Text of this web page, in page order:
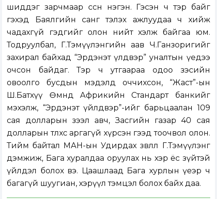
шиддэг зарчмаар өссөн нэгэн. Гэсэн ч тэр байг
гэхэд Баялгийн санг тэлэх ажлуудаа ч хийж
чадахгүй гэдгийг олон нийт хэлж байгаа юм.
Тодруулбал, Г.Тэмүүлэнгийн аав Ч.Ганзоригийг
захирал байхад “Эрдэнэт үлдвэр” уналтын үедээ
очсон байдаг. Тэр ч утгаараа одоо зэсийн
овоолго бусдын мэдэлд оччихсон, “Жаст”-ын
Ш.Батхүү Өмнөд Африкийн Стандарт банкийг
мэхэлж, “Эрдэнэт үйлдвэр”-ийг барьцаалан 109
сая долларын зээл авч, Засгийн газар 40 сая
долларын төлөхөөс аргагүй хүрсэн гээд тоочвол олон.
Тийм байтал МАН-ын Удирдах зөвлөл Г.Тэмүүлэнг
дэмжиж, Бага хуралдаа оруулах нь хэр ёс зүйтэй
үйлдэл болох вэ. Цаашлаад Бага хурлын үеэр ч
багагүй шуугиан, хэрүүл тэмцэл болох байх даа.